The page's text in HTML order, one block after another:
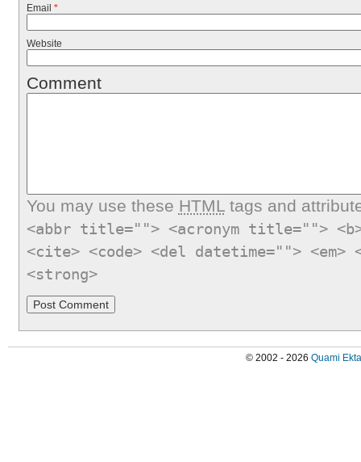
Email *
Website
Comment
You may use these HTMLtags and
<abbr title=""> <acronym title="">
<cite> <code> <del datetime="">
<strong>
© 2002 - 2026 Quami